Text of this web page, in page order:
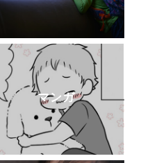
マンガ